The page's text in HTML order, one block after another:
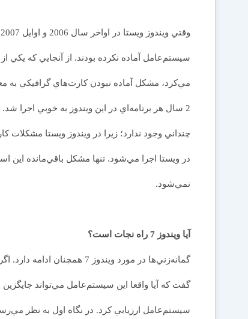
مي‌کرد، مشکل آماده نبودن کارت‌هاي گرافيکي
2 سال هر برنامه‌اي در اين ويندوز به خوبي اجرا
نمي‌شود.
آيا ويندوز 7 راه نجات است؟
گمانه‌زني‌ها در مورد ويندوز
گفت که آيا واقعا اين سيستم‌عامل مي‌تواند